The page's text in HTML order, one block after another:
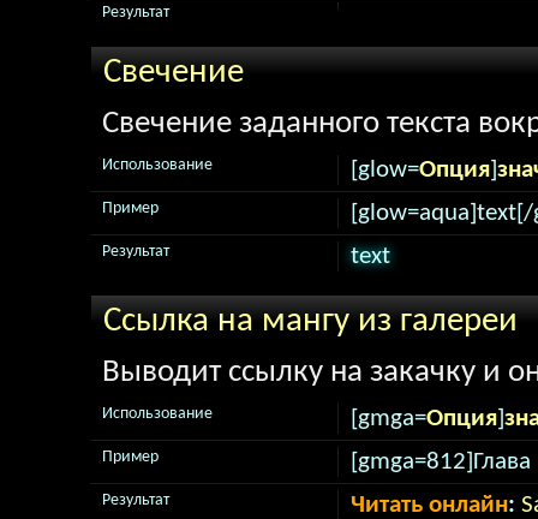
Результат
Свечение
Свечение заданного текста
[glow=Опция]
Использование
Пример
text
Результат
Ссылка на мангу из галереи
Выводит ссылку на закачку и
[gmga=Опция]
Использование
Пример
Читать онлайн:
Результат